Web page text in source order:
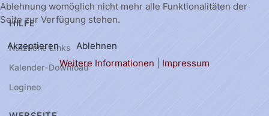
HILFE
Nützliche Links
Kalender-Download
Logineo
Ablehnung womöglich nicht mehr alle Funktionalitäten der
Seite zur Verfügung stehen.
Akzeptieren
Ablehnen
Weitere Informationen
Impressum